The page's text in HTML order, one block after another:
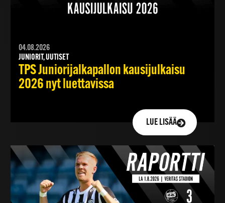
04.08.2026
JUNIORIT, UUTISET
TPS Juniorijalkapallon kausijulkaisu
2026 nyt luettavissa
LUE LISÄÄ